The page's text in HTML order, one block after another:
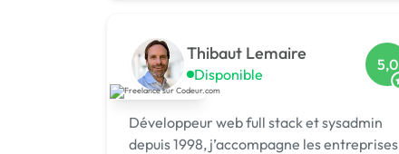
Thibaut Lemaire
Disponible
5,0
Développeur web full stack et sysadmin
depuis 1998, j’accompagne les entreprises